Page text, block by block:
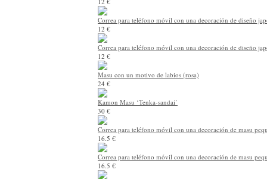
Correa para teléfono móvil con una decoración de diseño
12 €
Correa para teléfono móvil con una decoración de diseño
12 €
Masu con un motivo de labios (rosa)
24 €
Kamon Masu ‘Tenka-sandai’
30 €
Correa para teléfono móvil con una decoración de masu
16.5 €
Correa para teléfono móvil con una decoración de masu
16.5 €